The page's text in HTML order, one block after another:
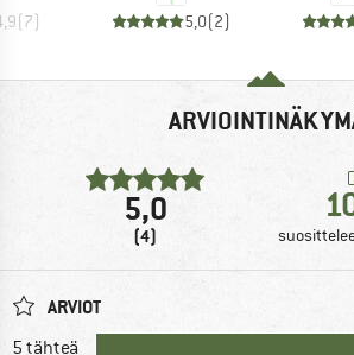
(7) 5,0(2)
5,0
(4)
ARVIOT
5 tähteä